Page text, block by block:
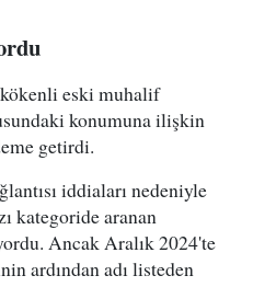
eski muhalif
konumuna ilişkin
getirdi.
iddiaları nedeniyle
kategoride aranan
Ancak Aralık 2024'te
ardından adı listeden